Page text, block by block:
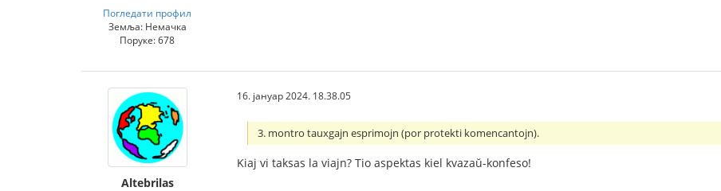
Погледати профил
Земља: Немачка
Поруке: 678
Altebrilas
16. јануар 2024. 18.38.05
3. montro tauxgajn esprimojn (por protekti komencantojn).
Kiaj vi taksas la viajn? Tio aspektas kiel kvazaŭ-konfeso!